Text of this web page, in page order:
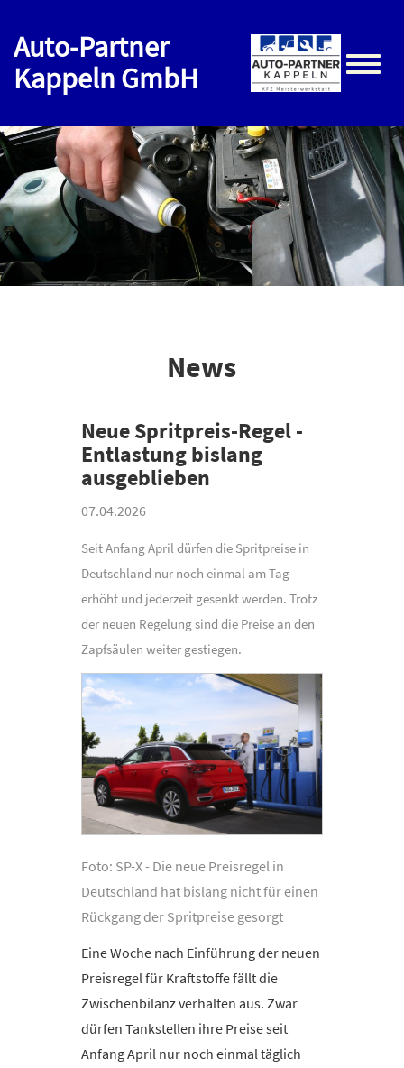
Auto-Partner
Kappeln GmbH
Toggle
News
Neue Spritpreis-Regel -
Entlastung bislang
ausgeblieben
07.04.2026
Seit Anfang April dürfen die Spritpreise in
Deutschland nur noch einmal am Tag
erhöht und jederzeit gesenkt werden. Trotz
der neuen Regelung sind die Preise an den
Zapfsäulen weiter gestiegen.
Foto: SP-X - Die neue Preisregel in
Deutschland hat bislang nicht für einen
Rückgang der Spritpreise gesorgt
Eine Woche nach Einführung der neuen
Preisregel für Kraftstoffe fällt die
Zwischenbilanz verhalten aus. Zwar
dürfen Tankstellen ihre Preise seit
Anfang April nur noch einmal täglich